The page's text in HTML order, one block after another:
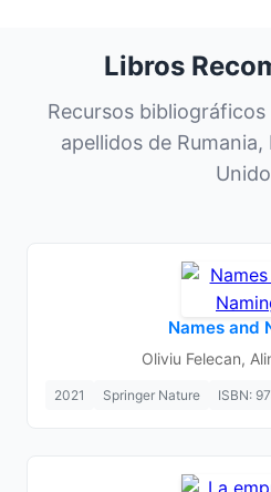
Libros
Recursos
apellidos de
Names and
Oliviu Felecan,
2021 Springer Nature ISBN: